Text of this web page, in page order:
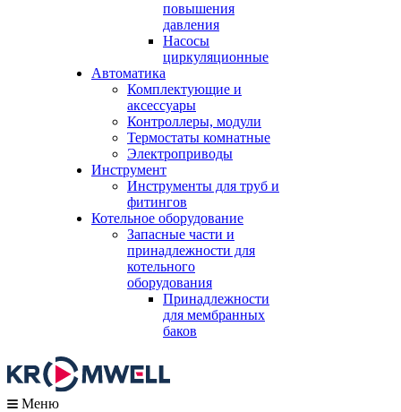
повышения
давления
Насосы
циркуляционные
Автоматика
Комплектующие и
аксессуары
Контроллеры, модули
Термостаты комнатные
Электроприводы
Инструмент
Инструменты для труб и
фитингов
Котельное оборудование
Запасные части и
принадлежности для
котельного
оборудования
Принадлежности
для мембранных
баков
Меню